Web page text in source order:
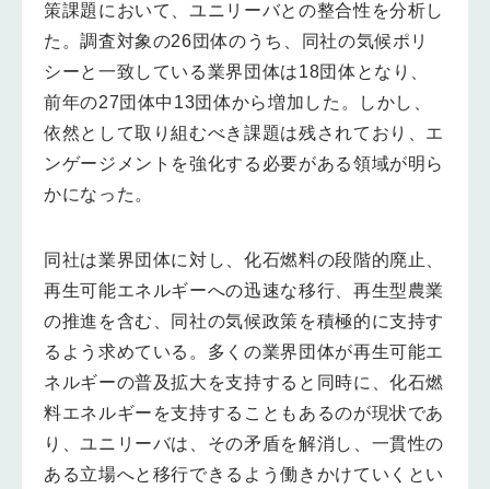
策課題において、ユニリーバとの整合性を分析し
た。調査対象の26団体のうち、同社の気候ポリ
シーと一致している業界団体は18団体となり、
前年の27団体中13団体から増加した。しかし、
依然として取り組むべき課題は残されており、エ
ンゲージメントを強化する必要がある領域が明ら
かになった。
同社は業界団体に対し、化石燃料の段階的廃止、
再生可能エネルギーへの迅速な移行、再生型農業
の推進を含む、同社の気候政策を積極的に支持す
るよう求めている。多くの業界団体が再生可能エ
ネルギーの普及拡大を支持すると同時に、化石燃
料エネルギーを支持することもあるのが現状であ
り、ユニリーバは、その矛盾を解消し、一貫性の
ある立場へと移行できるよう働きかけていくとい